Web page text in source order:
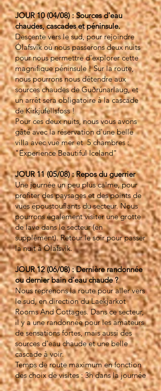
JOUR 10 (04/08) : Sources d'eau
chaudes, cascades et péninsule.
Descente vers le sud, pour rejoindre
Ólafsvík où nous passerons deux nuits
pour nous permettre d'explorer cette
magnifique péninsule ! Sur la route,
nous pourrons nous détendre aux
sources chaudes de Guðrúnarlaug, et
un arrêt sera obligatoire à la cascade
de Kirkjufellsfoss !
Pour ces deux nuits, nous vous avons
gâté avec la réservation d'une belle
villa avec vue mer et 5 chambres :
"Experience Beautiful Iceland"
JOUR 11 (05/08) : Repos du guerrier
Une journée un peu plus calme, pour
profiter des paysages et des points de
vues époustouflants du secteur. Nous
pourrons également visiter une grotte
de lave dans le secteur (en
supplément). Retour le soir pour passer
la nuit à Ólafsvík.
JOUR 12 (06/08) : Dernière randonnée
ou dernier bain d'eau chaude ?
Nous reprenons la route pour aller vers
le sud, en direction du Laekjarkot
Rooms And Cottages. Dans ce secteur,
il y a une randonnée pour les amateurs
de sensations fortes, mais aussi des
sources d'eau chaude et une belle
cascade à voir.
Temps de route maximum en fonction
des choix de visites : 3h dans la journée